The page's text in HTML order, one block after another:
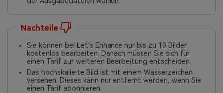
Nachteile
Sie können bei Let's Enhance nur bis zu 10 Bilder
kostenlos bearbeiten. Danach müssen Sie sich für
einen Tarif zur weiteren Bearbeitung entscheiden.
Das hochskalierte Bild ist mit einem Wasserzeichen
versehen. Dieses kann nur entfernt werden, wenn Sie
einen Tarif abonnieren.